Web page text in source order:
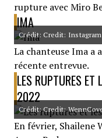
rupture avec Miro
IMA
Crédit: Credit: Instagram
La chanteuse Ima
récente entrevue.
LES RUPTURES ET
2022
Crédit: Credit:
En février, Shailene